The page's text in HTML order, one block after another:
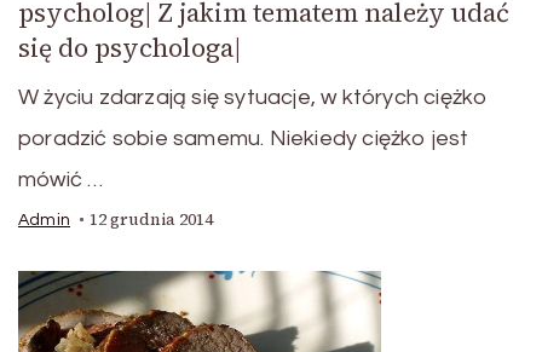
psycholog| Z jakim tematem należy udać
się do psychologa|
W życiu zdarzają się sytuacje, w których ciężko
poradzić sobie samemu. Niekiedy ciężko jest
mówić …
Admin 12 grudnia 2014